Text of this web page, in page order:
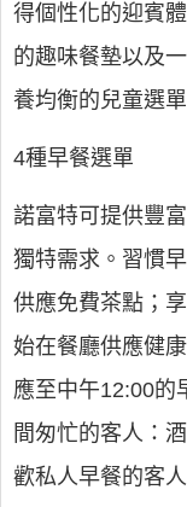
得個性化的迎賓
的趣味餐墊以及
養均衡的兒童選單
4種早餐選單
諾富特可提供豐
獨特需求。習慣
供應免費茶點；
始在餐廳供應健
應至中午12:00的
間匆忙的客人：
歡私人早餐的客